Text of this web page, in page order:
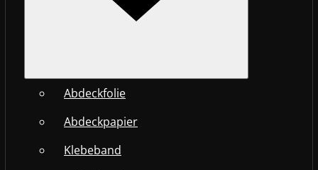
Abdeckfolie
Abdeckpapier
Klebeband